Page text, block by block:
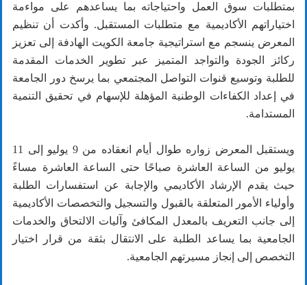
بمتطلبات سوق العمل واحتياجاته بما يساعدهم على مواءمة
اختياراتهم الأكاديمية مع متطلبات المستقبل. وأكدت أن تنظيم
المعرض ينسجم مع استراتيجية جامعة الكويت الهادفة إلى تعزيز
ركائز الجودة والتواجد المتميز عبر تطوير الخدمات المقدمة
للطلبة وتوسيع قنوات التواصل المجتمعي بما يرسخ دور الجامعة
في إعداد الكفاءات الوطنية المؤهلة للإسهام في تحقيق التنمية
المستدامة.
ويستقبل المعرض زواره طوال أيام انعقاده من 9 يوليو إلى 11
يوليو من الساعة العاشرة صباحًا حتى الساعة العاشرة مساءً
حيث يقدم الإرشاد الأكاديمي والإجابة عن استفسارات الطلبة
وأولياء الأمور المتعلقة بالقبول والتسجيل والتخصصات الأكاديمية
إلى جانب التعريف بالمعدل المكافئ وآليات الالتحاق والخدمات
الجامعية بما يساعد الطلبة على الانتقال بثقة من قرار اختيار
التخصص إلى إنجاز مسيرتهم الجامعية.